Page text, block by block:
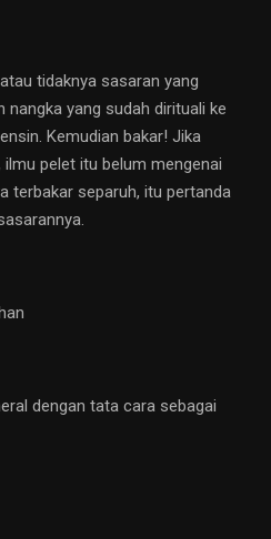
tidaknya sasaran yang
nangka yang sudah dirituali ke
Kemudian bakar! Jika
pelet itu belum mengenai
terbakar separuh, itu pertanda
dengan tata cara sebagai